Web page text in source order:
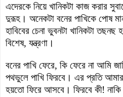
এদেরকে নিয়ে খানিকটা কাজ করার
দুরূহ। অনেকটা বনের পাখিকে পোষ
হাবিবের চেনা ভুবনটা খানিকটা তছনছ
বিশেষ, যন্ত্রণা।
বনের পাখি ফেরে, কি ফেরে না আমি
পথভুলে পাখি ফিরবে। এর প্রতি
হয়তো ফিরে আসবে। ফিরবে কী!